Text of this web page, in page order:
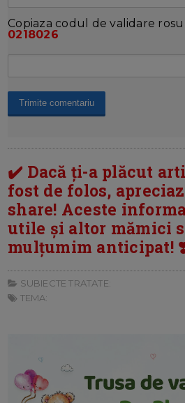
Copiaza codul de validare
0218026
✔️ Dacă ți-a plăcut
fost de folos,
share! Aceste
utile și altor mămici
mulțumim anticipat!
SUBIECTE TRATATE:
TEMA: